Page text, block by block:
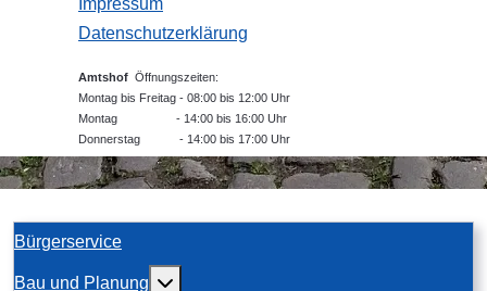
Impressum
Datenschutzerklärung
Amtshof Öffnungszeiten:
Montag bis Freitag - 08:00 bis 12:00 Uhr
Montag - 14:00 bis 16:00 Uhr
Donnerstag - 14:00 bis 17:00 Uhr
Bürgerservice
Bau und Planung Weitere Informationen: Bau und Planung